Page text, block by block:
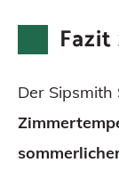
Der Sipsmith